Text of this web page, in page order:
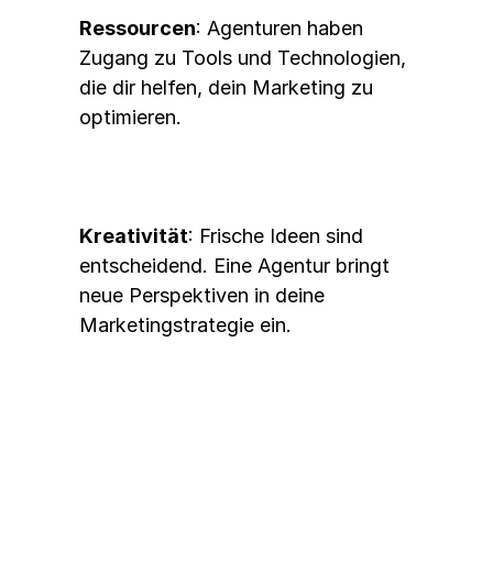
Ressourcen: Agenturen haben
Zugang zu Tools und Technologien,
die dir helfen, dein Marketing zu
optimieren.
Kreativität: Frische Ideen sind
entscheidend. Eine Agentur bringt
neue Perspektiven in deine
Marketingstrategie ein.